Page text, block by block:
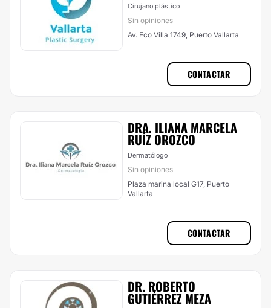
Cirujano plástico
Sin opiniones
Av. Fco Villa 1749, Puerto Vallarta
CONTACTAR
DRA. ILIANA MARCELA
RUÍZ OROZCO
Dermatólogo
Sin opiniones
Plaza marina local G17, Puerto
Vallarta
CONTACTAR
DR. ROBERTO
GUTIÉRREZ MEZA